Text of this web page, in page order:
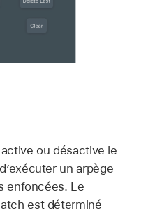
ou désactive le
un arpège
enfoncées. Le
est déterminé